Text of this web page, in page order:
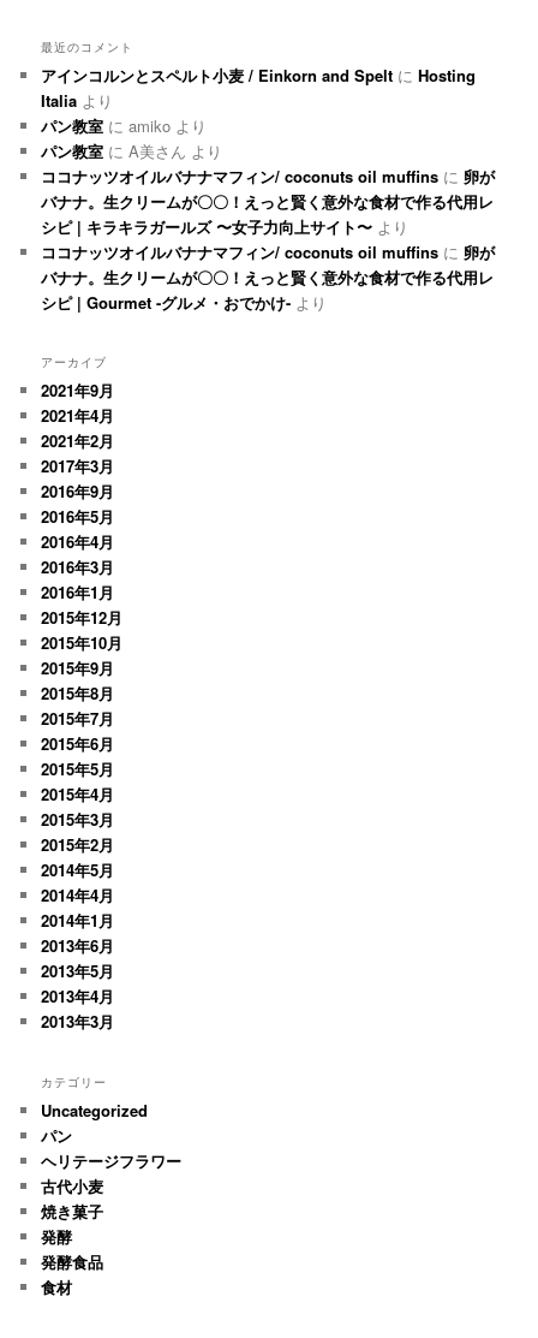
最近のコメント
アインコルンとスペルト小麦 / Einkorn and Spelt にHosting
Italia より
パン教室 にamiko より
パン教室 にA美さん より
ココナッツオイルバナナマフィン/ coconuts oil muffins に 卵が
バナナ。生クリームが〇〇！えっと賢く意外な食材で作る代用レ
シピ | キラキラガールズ 〜女子力向上サイト〜 より
ココナッツオイルバナナマフィン/ coconuts oil muffins に 卵が
バナナ。生クリームが〇〇！えっと賢く意外な食材で作る代用レ
シピ | Gourmet -グルメ・おでかけ- より
アーカイブ
2021年9月
2021年4月
2021年2月
2017年3月
2016年9月
2016年5月
2016年4月
2016年3月
2016年1月
2015年12月
2015年10月
2015年9月
2015年8月
2015年7月
2015年6月
2015年5月
2015年4月
2015年3月
2015年2月
2014年5月
2014年4月
2014年1月
2013年6月
2013年5月
2013年4月
2013年3月
カテゴリー
Uncategorized
パン
ヘリテージフラワー
古代小麦
焼き菓子
発酵
発酵食品
食材